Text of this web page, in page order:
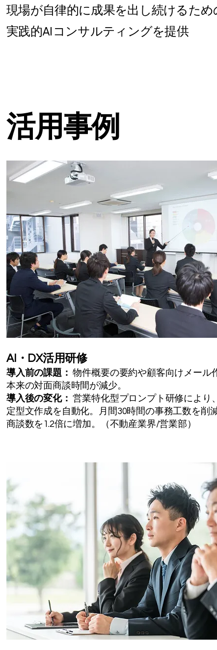
現場が自律的に成果を出し続けるため
実践的AIコンサルティングを提供
活用事例
AI・DX活用研修
導入前の課題：物件概要の要約や顧客向けメール
本来の対面商談時間が減少。
導入後の変化：営業特化型プロンプト研修により、
定型文作成を自動化。月間30時間の事務工数を削減
商談数を1.2倍に増加。（不動産業界/営業部）​